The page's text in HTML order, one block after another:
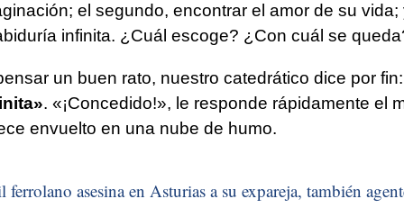
el segundo, encontrar el amor de su vida;
infinita. ¿Cuál escoge? ¿Con cuál se
un buen rato, nuestro catedrático dice por fin:
. «¡Concedido!», le responde rápidamente el
envuelto en una nube de humo.
asesina en Asturias a su expareja, también